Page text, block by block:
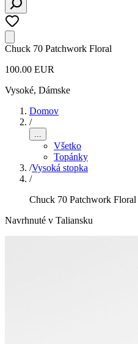
Chuck 70 Patchwork Floral
100.00 EUR
Vysoké, Dámske
Domov
/
...
Všetko
Topánky
/Vysoká stopka
/
Chuck 70 Patchwork Floral
Navrhnuté v Taliansku